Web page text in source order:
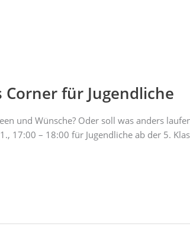
Corner für Jugendliche
und Wünsche? Oder soll was anders
17:00 – 18:00 für Jugendliche ab der 5.